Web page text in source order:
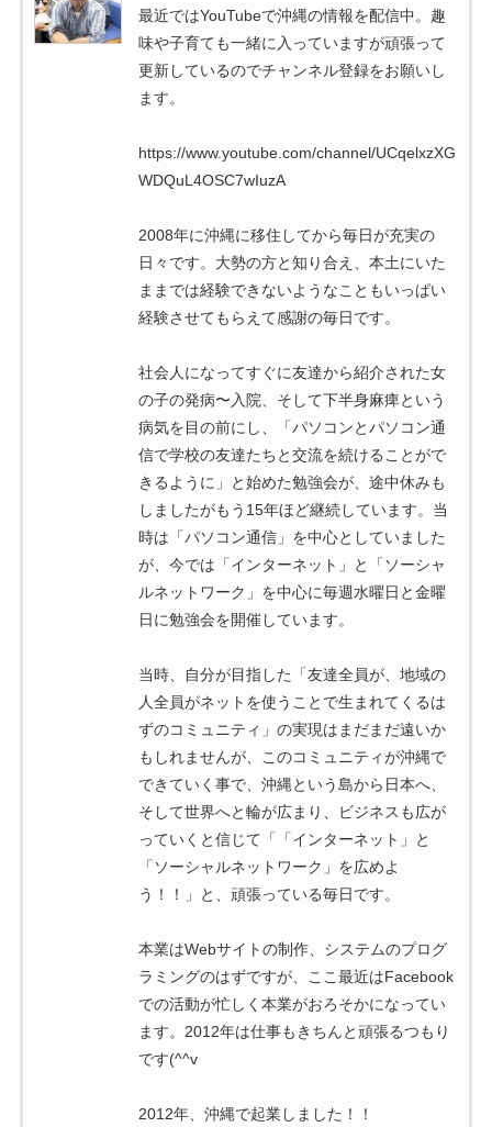
最近ではYouTubeで沖縄の情報を配信中。趣
味や子育ても一緒に入っていますが頑張って
更新しているのでチャンネル登録をお願いし
ます。
https://www.youtube.com/channel/UCqelxzXG
WDQuL4OSC7wIuzA
2008年に沖縄に移住してから毎日が充実の
日々です。大勢の方と知り合え、本土にいた
ままでは経験できないようなこともいっぱい
経験させてもらえて感謝の毎日です。
社会人になってすぐに友達から紹介された女
の子の発病〜入院、そして下半身麻痺という
病気を目の前にし、「パソコンとパソコン通
信で学校の友達たちと交流を続けることがで
きるように」と始めた勉強会が、途中休みも
しましたがもう15年ほど継続しています。当
時は「パソコン通信」を中心としていました
が、今では「インターネット」と「ソーシャ
ルネットワーク」を中心に毎週水曜日と金曜
日に勉強会を開催しています。
当時、自分が目指した「友達全員が、地域の
人全員がネットを使うことで生まれてくるは
ずのコミュニティ」の実現はまだまだ遠いか
もしれませんが、このコミュニティが沖縄で
できていく事で、沖縄という島から日本へ、
そして世界へと輪が広まり、ビジネスも広が
っていくと信じて「「インターネット」と
「ソーシャルネットワーク」を広めよ
う！！」と、頑張っている毎日です。
本業はWebサイトの制作、システムのプログ
ラミングのはずですが、ここ最近はFacebook
での活動が忙しく本業がおろそかになってい
ます。2012年は仕事もきちんと頑張るつもり
です(^^v
2012年、沖縄で起業しました！！